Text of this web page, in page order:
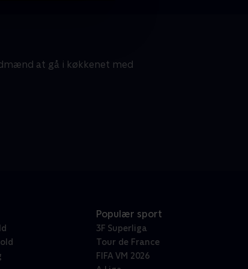
at gå i køkkenet med
Populær sport
3F Superliga
Tour de France
FIFA VM 2026